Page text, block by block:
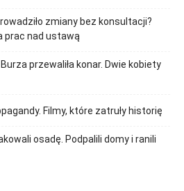
zmiany bez konsultacji?
prac nad ustawą
przewaliła konar. Dwie kobiety
Filmy, które zatruły historię
osadę. Podpalili domy i ranili